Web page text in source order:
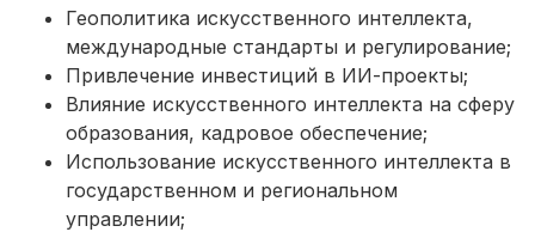
Геополитика искусственного интеллекта,
международные стандарты и регулирование;
Привлечение инвестиций в ИИ-проекты;
Влияние искусственного интеллекта на сферу
образования, кадровое обеспечение;
Использование искусственного интеллекта в
государственном и региональном
управлении;